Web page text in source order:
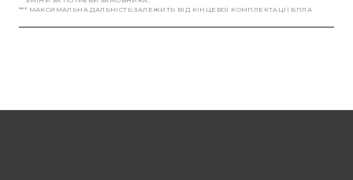
*** МАКСИМАЛЬНА ДАЛЬНІСТЬ ЗАЛЕЖИТЬ ВІД КІНЦЕВОЇ КОМПЛЕКТАЦІЇ БПЛА